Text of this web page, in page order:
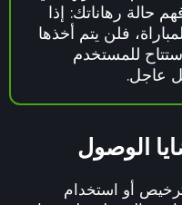
حالة رهاناتك: إذا
فلن يتم أخذها
للمستخدم
عاجل.
الوصول
أو استخدام